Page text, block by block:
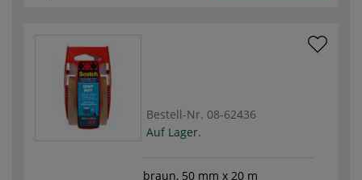
Bestell-Nr. 08-62436
Auf Lager.
braun, 50 mm x 20 m